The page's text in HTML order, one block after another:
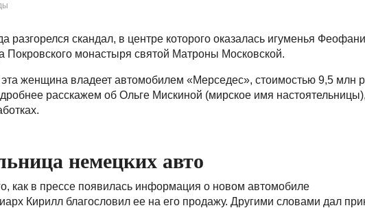
разгорелся скандал, в центре которого оказалась игуменья
Покровского монастыря святой Матроны Московской.
эта женщина владеет автомобилем «Мерседес», стоимостью 9,5 млн
расскажем об Ольге Мискиной (мирское имя
немецких авто
как в прессе появилась информация о новом автомобиле
Кирилл благословил ее на его продажу. Другими словами дал